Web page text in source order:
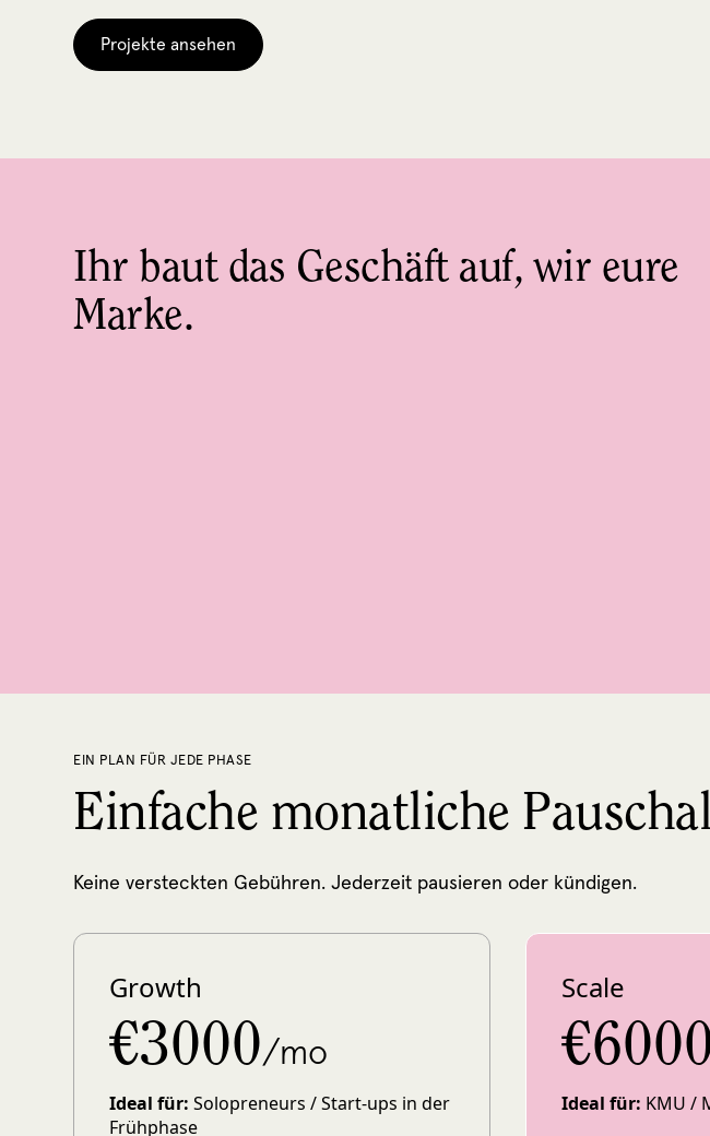
Projekte ansehen
Ihr baut das Geschäft auf, wir eure
Marke.
EIN PLAN FÜR JEDE PHASE
Einfache monatliche
Keine versteckten Gebühren. Jederzeit pausieren oder kündigen.
Growth
€3000/mo
Ideal für:Solopreneurs / Start-ups in der
Frühphase
Scale
Ideal für: KMU /